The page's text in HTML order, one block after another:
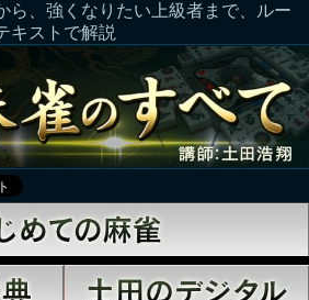
ら、強くなりたい上級者まで、ルー
キストで解説